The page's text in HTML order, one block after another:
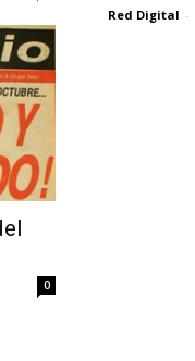
Red Digital -
0